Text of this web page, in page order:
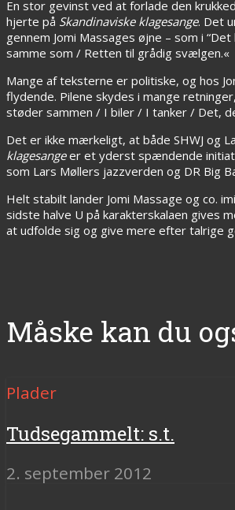
En stor gevinst ved at forlade den
hjerte på Skandinaviske klagesange. Det
gennem Jomi Massages øjne – som i
samme som / Retten til grådig svælgen.«
Mange af teksterne er politiske, og hos
flydende. Pilene skydes i mange
støder sammen / I biler / I tanker / Det,
Det er ikke mærkeligt, at både SHWJ og
klagesangeer et yderst spændende
som Lars Møllers jazzverden og DR Big
Helt stabilt lander Jomi Massage og co.
sidste halve U på karakterskalaen gives
at udfolde sig og give mere efter talrige
Måske kan du
Plader
Tudsegammelt: s.t.
2. september 2012